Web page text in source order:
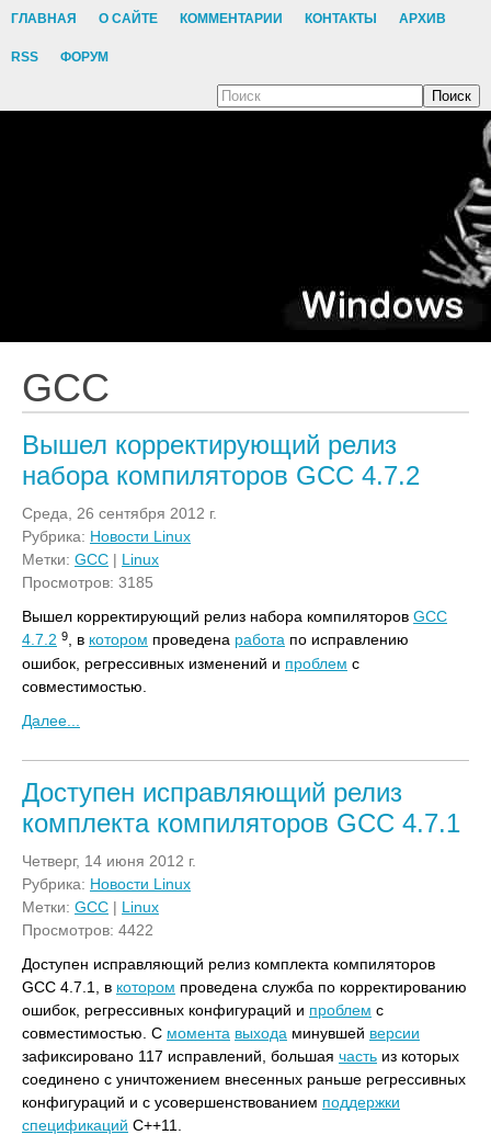
ГЛАВНАЯ О САЙТЕ КОММЕНТАРИИ КОНТАКТЫ АРХИВ
RSS ФОРУМ
Поиск
GCC
Вышел корректирующий релиз
набора компиляторов GCC 4.7.2
Среда, 26 сентября 2012 г.
Рубрика: Новости Linux
Метки: GCC | Linux
Просмотров: 3185
Вышел корректирующий релиз набора компиляторов GCC
4.7.2 9 , в котором проведена работа по исправлению
ошибок, регрессивных изменений и проблем с
совместимостью.
Далее...
Доступен исправляющий релиз
комплекта компиляторов GCC 4.7.1
Четверг, 14 июня 2012 г.
Рубрика: Новости Linux
Метки: GCC | Linux
Просмотров: 4422
Доступен исправляющий релиз комплекта компиляторов
GCC 4.7.1, в котором проведена служба по корректированию
ошибок, регрессивных конфигураций и проблем с
совместимостью. С момента выхода минувшей версии
зафиксировано 117 исправлений, большая часть из которых
соединено с уничтожением внесенных раньше регрессивных
конфигураций и с усовершенствованием поддержки
спецификаций C++11.